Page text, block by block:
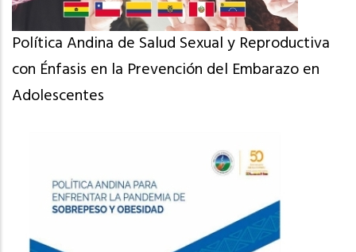
Política Andina de Salud Sexual y Reproductiva
con Énfasis en la Prevención del Embarazo en
Adolescentes